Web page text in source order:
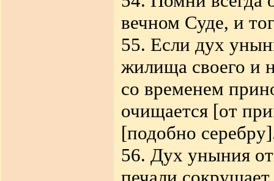
вечном Суде, и
55. Если дух
жилища своего и
со временем
очищается [от
[подобно
56. Дух уныния